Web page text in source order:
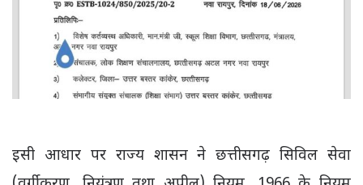
इसी आधार पर राज्य शासन ने छत्तीसगढ़ सिविल सेवा